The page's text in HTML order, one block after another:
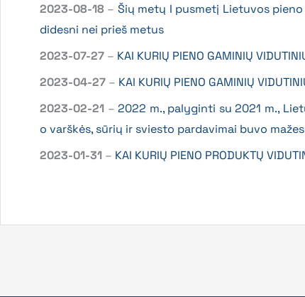
2023-08-18 – Šių metų I pusmetį Lietuvos
didesni nei prieš metus
2023-07-27 – KAI KURIŲ PIENO GAMINIŲ
2023-04-27 – KAI KURIŲ PIENO GAMINIŲ
2023-02-21 –2022 m., palyginti su 2021 m.,
o varškės, sūrių ir sviesto pardavimai buvo
2023-01-31 – KAI KURIŲ PIENO PRODUKTŲ